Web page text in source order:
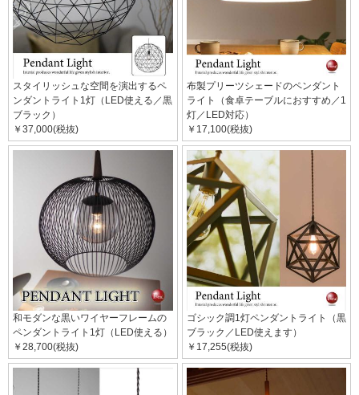
スタイリッシュな空間を演出するペ
ンダントライト1灯（LED使える／黒
ブラック）
￥37,000(税抜)
布製プリーツシェードのペンダント
ライト（食卓テーブルにおすすめ／1
灯／LED対応）
￥17,100(税抜)
和モダンな黒いワイヤーフレームの
ペンダントライト1灯（LED使える）
￥28,700(税抜)
ゴシック調1灯ペンダントライト（黒
ブラック／LED使えます）
￥17,255(税抜)